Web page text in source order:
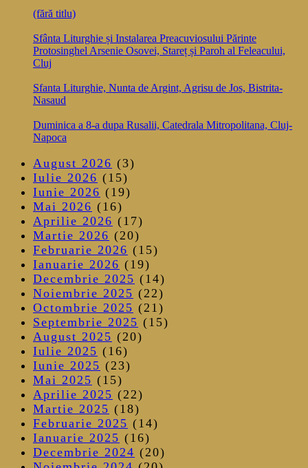
(fără titlu)
Sfânta Liturghie și Instalarea Preacuviosului Părinte
Protosinghel Arsenie Osovei, Stareț și Paroh al Feleacului,
Cluj
Sfanta Liturghie, Nunta de Argint, Agrisu de Jos, Bistrita-
Nasaud
Duminica a 8-a dupa Rusalii, Catedrala Mitropolitana, Cluj-
Napoca
August 2026 (3)
Iulie 2026 (15)
Iunie 2026 (19)
Mai 2026 (16)
Aprilie 2026 (17)
Martie 2026 (20)
Februarie 2026 (15)
Ianuarie 2026 (19)
Decembrie 2025 (14)
Noiembrie 2025 (22)
Octombrie 2025 (21)
Septembrie 2025 (15)
August 2025 (20)
Iulie 2025 (16)
Iunie 2025 (23)
Mai 2025 (15)
Aprilie 2025 (22)
Martie 2025 (18)
Februarie 2025 (14)
Ianuarie 2025 (16)
Decembrie 2024 (20)